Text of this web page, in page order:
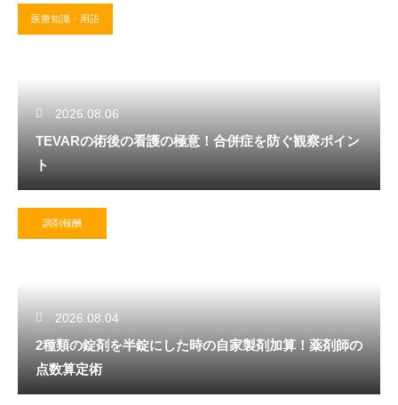
医療知識・用語
2026.08.06
TEVARの術後の看護の極意！合併症を防ぐ観察ポイン
ト
調剤報酬
2026.08.04
2種類の錠剤を半錠にした時の自家製剤加算！薬剤師の
点数算定術